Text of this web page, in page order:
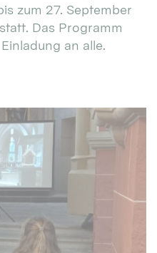
zum 27. September
Das Programm
an alle.